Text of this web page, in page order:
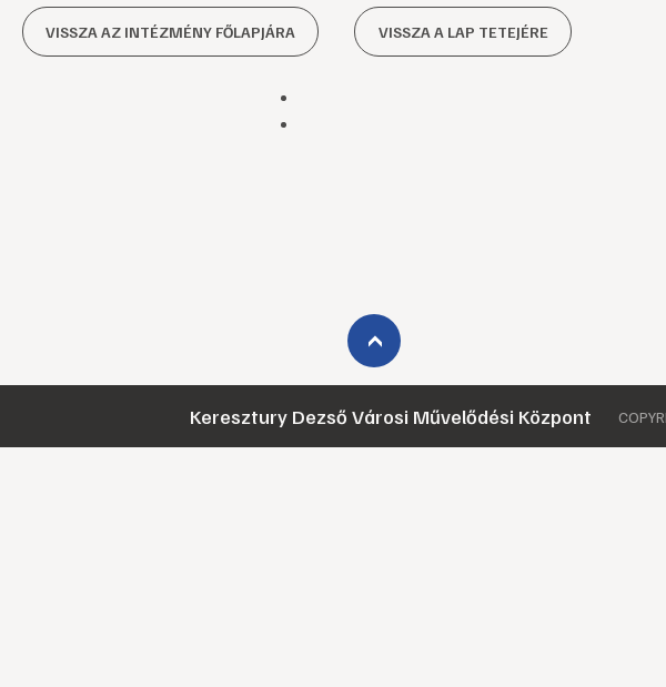
VISSZA AZ INTÉZMÉNY FŐLAPJÁRA VISSZA A LAP TETEJÉRE
›
Keresztury Dezső Városi Művelődési Központ